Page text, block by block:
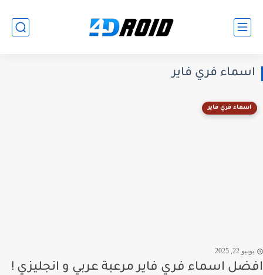
اسماء فري فاير
اسماء فري فاير
يونيو 22, 2025
افضل اسماء فري فاير مرعبة عربي و انجليزي !